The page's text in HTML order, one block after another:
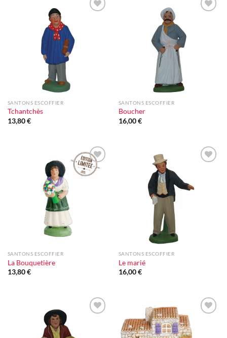
SANTONS ESCOFFIER
Tchantchès
13,80€
SANTONS ESCOFFIER
Boucher
16,00€
Ajouter
à la liste
SANTONS ESCOFFIER
La Bouquetière
13,80€
SANTONS ESCOFFIER
Le marié
16,00€